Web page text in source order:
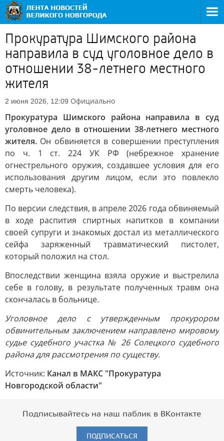
Прокуратура Шимского района
направила в суд уголовное дело в
отношении 38-летнего местного
жителя
2 июня 2026, 12:09 Официально
Прокуратура Шимского района направила в суд
уголовное дело в отношении 38-летнего местного
жителя. Он обвиняется в совершении преступления
по ч. 1 ст. 224 УК РФ (небрежное хранение
огнестрельного оружия, создавшее условия для его
использования другим лицом, если это повлекло
смерть человека).
По версии следствия, в апреле 2026 года обвиняемый
в ходе распития спиртных напитков в компании
своей супруги и знакомых достал из металлического
сейфа заряженный травматический пистолет,
который положил на стол.
Впоследствии женщина взяла оружие и выстрелила
себе в голову, в результате полученных травм она
скончалась в больнице.
Уголовное дело с утвержденным прокурором
обвинительным заключением направлено мировому
судье судебного участка № 26 Солецкого судебного
района для рассмотрения по существу.
Источник: Канал в МАКС "Прокуратура
Новгородской области"
Подписывайтесь на наш паблик в ВКонтакте
ПОДПИСАТЬСЯ